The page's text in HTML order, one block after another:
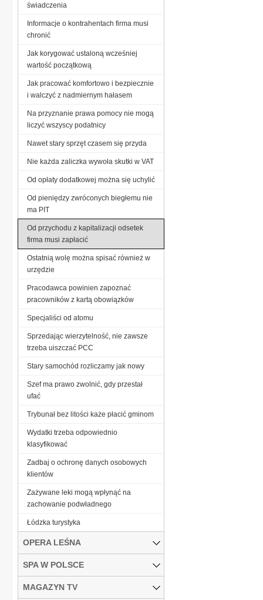
świadczenia
Informacje o kontrahentach firma musi
chronić
Jak korygować ustaloną wcześniej
wartość początkową
Jak pracować komfortowo i bezpiecznie
i walczyć z nadmiernym hałasem
Na przyznanie prawa pomocy nie mogą
liczyć wszyscy podatnicy
Nawet stary sprzęt czasem się przyda
Nie każda zaliczka wywoła skutki w VAT
Od opłaty dodatkowej można się uchylić
Od pieniędzy zwróconych biegłemu nie
ma PIT
Od przychodu z kapitalizacji odsetek
firma musi zapłacić
Ostatnią wolę można spisać również w
urzędzie
Pracodawca powinien zapoznać
pracowników z kartą obowiązków
Specjaliści od atomu
Sprzedając wierzytelność, nie zawsze
trzeba uiszczać PCC
Stary samochód rozliczamy jak nowy
Szef ma prawo zwolnić, gdy przestał
ufać
Trybunał bez litości każe płacić gminom
Wydatki trzeba odpowiednio
klasyfikować
Zadbaj o ochronę danych osobowych
klientów
Zażywane leki mogą wpłynąć na
zachowanie podwładnego
Łódzka turystyka
OPERA LEŚNA
SPA W POLSCE
MAGAZYN TV